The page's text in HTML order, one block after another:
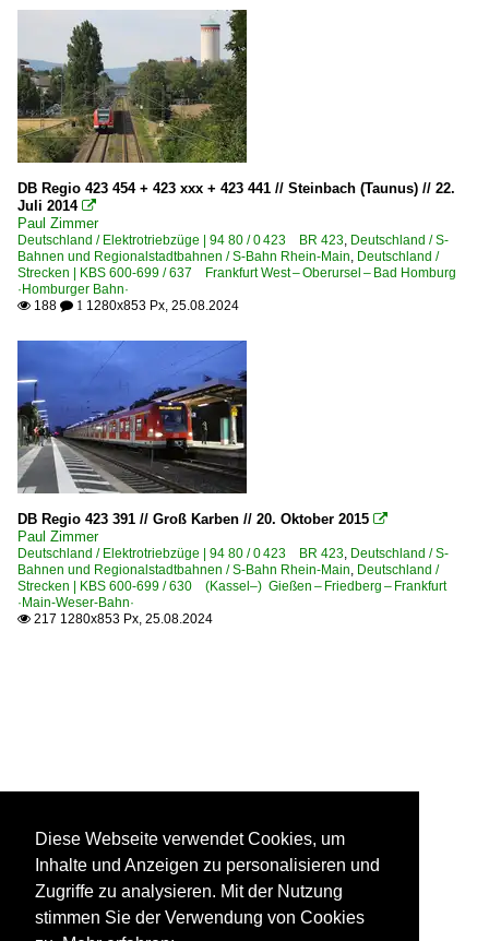
DB Regio 423 454 + 423 xxx + 423 441 // Steinbach (Taunus) // 22.
Juli 2014 
Paul Zimmer
Deutschland / Elektrotriebzüge | 94 80 / 0 423 BR 423, Deutschland / S-
Bahnen und Regionalstadtbahnen / S-Bahn Rhein-Main, Deutschland /
Strecken | KBS 600-699 / 637 Frankfurt West – Oberursel – Bad Homburg
·Homburger Bahn·
 188  1 1280x853 Px, 25.08.2024
DB Regio 423 391 // Groß Karben // 20. Oktober 2015 
Paul Zimmer
Deutschland / Elektrotriebzüge | 94 80 / 0 423 BR 423, Deutschland / S-
Bahnen und Regionalstadtbahnen / S-Bahn Rhein-Main, Deutschland /
Strecken | KBS 600-699 / 630 (Kassel–) Gießen – Friedberg – Frankfurt
·Main-Weser-Bahn·
 217 1280x853 Px, 25.08.2024
Diese Webseite verwendet Cookies, um
Inhalte und Anzeigen zu personalisieren und
Zugriffe zu analysieren. Mit der Nutzung
stimmen Sie der Verwendung von Cookies